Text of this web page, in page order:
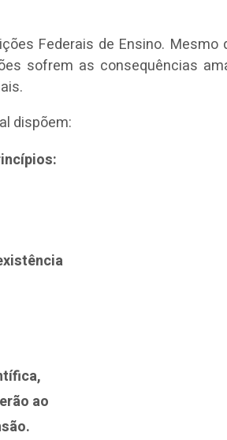
Federais de Ensino.
sofrem as consequências
dispõem:
ao